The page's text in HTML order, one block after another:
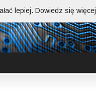
lepiej. Dowiedz się więcej